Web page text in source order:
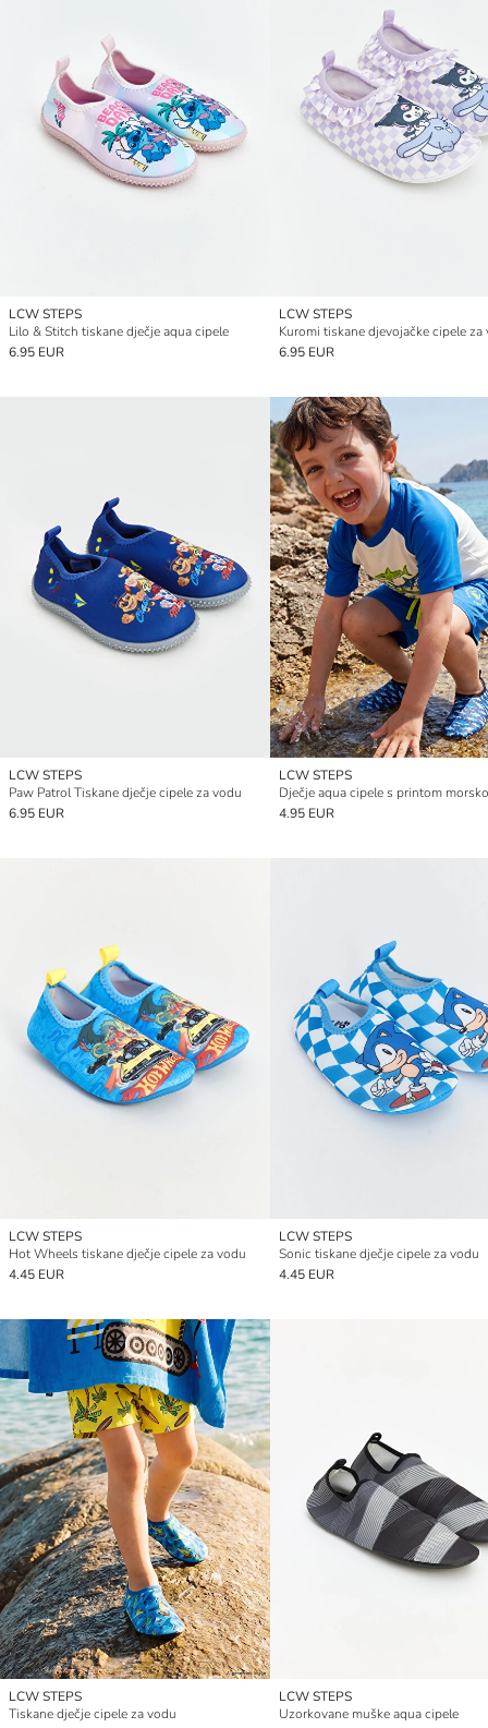
LCW STEPS
Lilo & Stitch tiskane dječje aqua cipele
6.95 EUR
LCW STEPS
Kuromi tiskane djevojačke cipele za
6.95 EUR
LCW STEPS
Paw Patrol Tiskane dječje cipele za vodu
6.95 EUR
LCW STEPS
Dječje aqua cipele s printom
4.95 EUR
LCW STEPS
Hot Wheels tiskane dječje cipele za vodu
4.45 EUR
LCW STEPS
Sonic tiskane dječje cipele za vodu
4.45 EUR
LCW STEPS
Tiskane dječje cipele za vodu
LCW STEPS
Uzorkovane muške aqua cipele